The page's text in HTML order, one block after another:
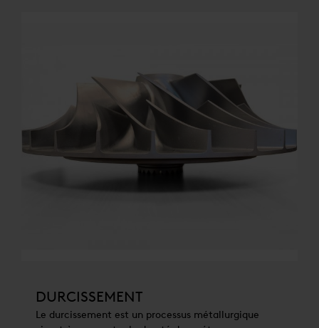
DURCISSEMENT
Le durcissement est un processus métallurgique